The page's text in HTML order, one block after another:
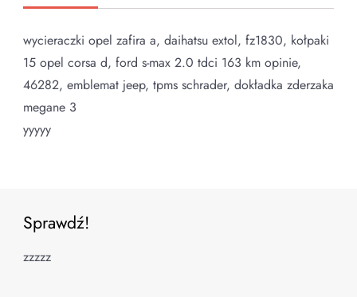
wycieraczki opel zafira a, daihatsu extol, fz1830, kołpaki
15 opel corsa d, ford s-max 2.0 tdci 163 km opinie,
46282, emblemat jeep, tpms schrader, dokładka zderzaka
megane 3
yyyyy
Sprawdź!
zzzzz